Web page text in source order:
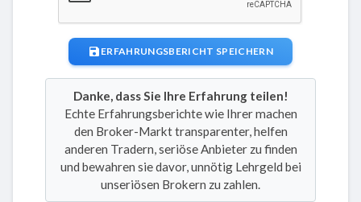
ERFAHRUNGSBERICHT SPEICHERN
Danke, dass Sie Ihre Erfahrung teilen!
Echte Erfahrungsberichte wie Ihrer machen
den Broker-Markt transparenter, helfen
anderen Tradern, seriöse Anbieter zu finden
und bewahren sie davor, unnötig Lehrgeld bei
unseriösen Brokern zu zahlen.